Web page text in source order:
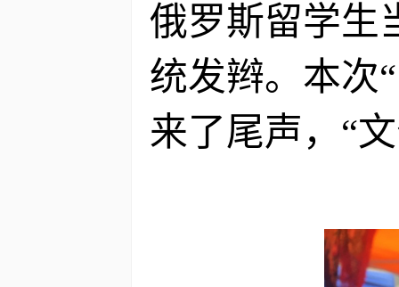
俄罗斯留学生
统发辫。本次
来了尾声，“